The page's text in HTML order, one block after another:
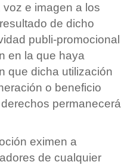
e imagen a los
de dicho
publi-promocional
en la que haya
que dicha utilización
o beneficio
permanecerá
eximen a
de cualquier